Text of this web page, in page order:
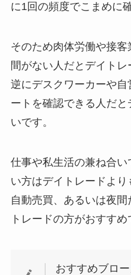
に1回の頻度でこまめに
そのため肉体労働や接
間がない人だとデイトレ
逆にデスクワーカーや
ートを確認できる人だ
いです。
仕事や私生活の兼ね合
い方はデイトレードよ
自動売買、あるいは夜
トレードの方がおすすめ
おすすめブロー